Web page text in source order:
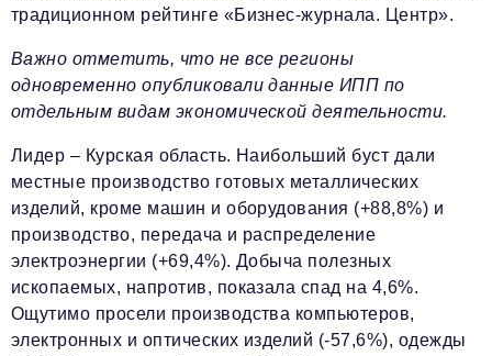
традиционном рейтинге «Бизнес-журнала. Центр».
Важно отметить, что не все регионы
одновременно опубликовали данные ИПП по
отдельным видам экономической деятельности.
Лидер – Курская область. Наибольший буст дали
местные производство готовых металлических
изделий, кроме машин и оборудования (+88,8%) и
производство, передача и распределение
электроэнергии (+69,4%). Добыча полезных
ископаемых, напротив, показала спад на 4,6%.
Ощутимо просели производства компьютеров,
электронных и оптических изделий (-57,6%), одежды